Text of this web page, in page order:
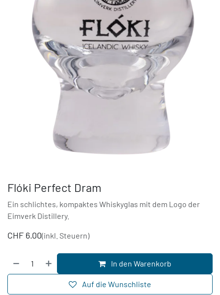
Flóki Perfect Dram
Ein schlichtes, kompaktes Whiskyglas mit dem Logo der
Eimverk Distillery.
CHF 6.00(inkl. Steuern)
In den Warenkorb
Auf die Wunschliste